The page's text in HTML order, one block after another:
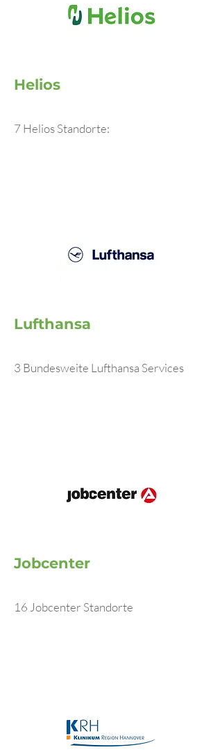
Helios
7 Helios Standorte:
Lufthansa
3 Bundesweite Lufthansa Services
Jobcenter
16 Jobcenter Standorte